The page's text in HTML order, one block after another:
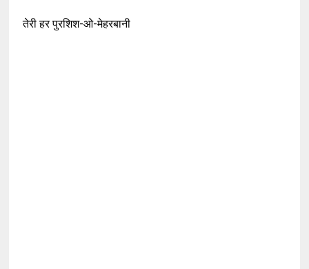
तेरी हर पुरशिश-ओ-मेहरबानी